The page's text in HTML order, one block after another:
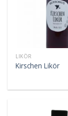
LIKÖR
Kirschen Likör